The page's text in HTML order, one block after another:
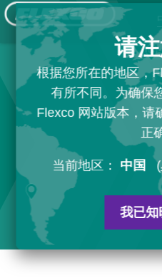
请注
根据您所在的地区，
有所不同。为确保
Flexco 网站版本，请
正
当前地区： 中国 (
我已知